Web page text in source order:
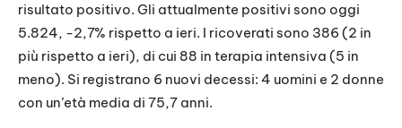
risultato positivo. Gli attualmente positivi sono oggi
5.824, -2,7% rispetto a ieri. I ricoverati sono 386 (2 in
più rispetto a ieri), di cui 88 in terapia intensiva (5 in
meno). Si registrano 6 nuovi decessi: 4 uomini e 2 donne
con un’età media di 75,7 anni.